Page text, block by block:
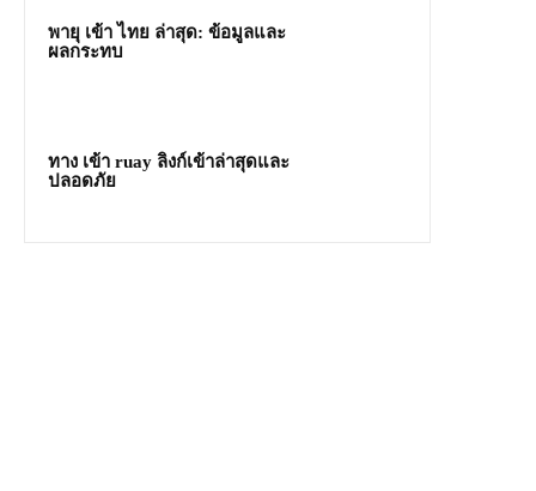
พายุ เข้า ไทย ล่าสุด: ข้อมูลและ
ผลกระทบ
ทาง เข้า ruay ลิงก์เข้าล่าสุดและ
ปลอดภัย